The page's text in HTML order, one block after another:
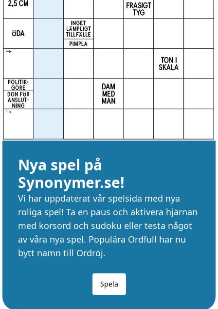
Nya spel på
Synonymer.se!
Vi har uppdaterat vår spelsida med nya
roliga spel! Ta en paus och aktivera hjärnan
med korsord och sudoku eller testa något
av våra nya spel. Populära Ordfull har nu
bytt namn till Ordröj.
Spela